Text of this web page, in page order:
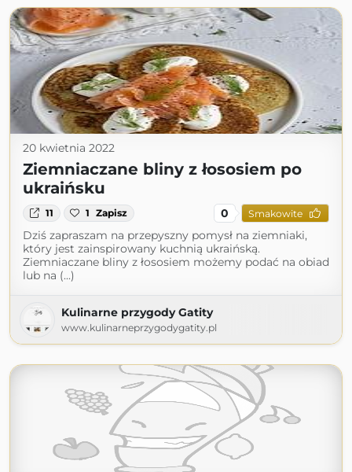
20 kwietnia 2022
Ziemniaczane bliny z łososiem po
ukraińsku
11 1 Zapisz 0 Smakowite
Dziś zapraszam na przepyszny pomysł na ziemniaki,
który jest zainspirowany kuchnią ukraińską.
Ziemniaczane bliny z łososiem możemy podać na obiad
lub na (...)
Kulinarne przygody Gatity
www.kulinarneprzygodygatity.pl